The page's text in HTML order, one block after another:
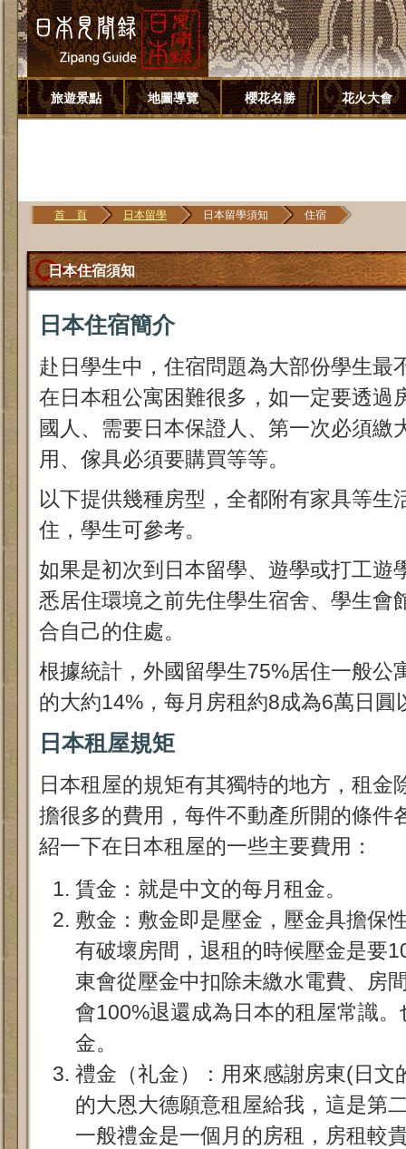
旅遊景點 地圖導覽 櫻花名勝 花火大會
首 頁 日本留學 日本留學須知 住宿
日本住宿須知
日本住宿簡介
赴日學生中，住宿問題為大部份學生最
在日本租公寓困難很多，如一定要透過
國人、需要日本保證人、第一次必須繳
用、傢具必須要購買等等。
以下提供幾種房型，全都附有家具等生
住，學生可參考。
如果是初次到日本留學、遊學或打工遊
悉居住環境之前先住學生宿舍、學生會
合自己的住處。
根據統計，外國留學生75%居住一般公
的大約14%，每月房租約8成為6萬日圓
日本租屋規矩
日本租屋的規矩有其獨特的地方，租金
擔很多的費用，每件不動產所開的條件
紹一下在日本租屋的一些主要費用：
賃金：就是中文的每月租金。
敷金：敷金即是壓金，壓金具擔保
有破壞房間，退租的時候壓金是要
東會從壓金中扣除未繳水電費、房
會100%退還成為日本的租屋常識
金。
禮金（礼金）：用來感謝房東(日文
的大恩大德願意租屋給我，這是第
一般禮金是一個月的房租，房租較